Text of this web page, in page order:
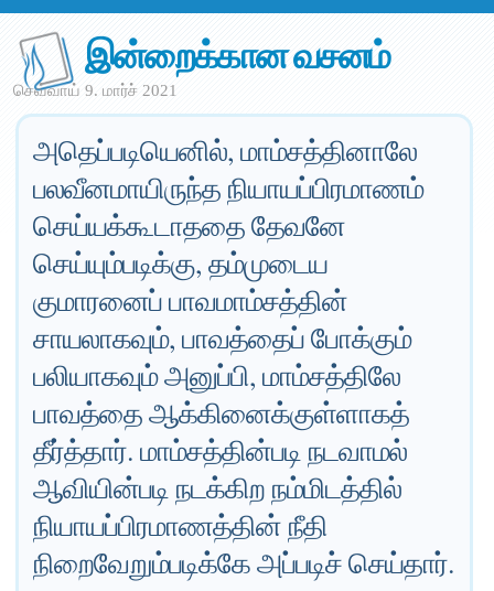
இன்றைக்கான வசனம்
செவ்வாய் 9. மார்ச் 2021
அதெப்படியெனில், மாம்சத்தினாலே
பலவீனமாயிருந்த நியாயப்பிரமாணம்
செய்யக்கூடாததை தேவனே
செய்யும்படிக்கு, தம்முடைய
குமாரனைப் பாவமாம்சத்தின்
சாயலாகவும், பாவத்தைப் போக்கும்
பலியாகவும் அனுப்பி, மாம்சத்திலே
பாவத்தை ஆக்கினைக்குள்ளாகத்
தீர்த்தார். மாம்சத்தின்படி நடவாமல்
ஆவியின்படி நடக்கிற நம்மிடத்தில்
நியாயப்பிரமாணத்தின் நீதி
நிறைவேறும்படிக்கே அப்படிச் செய்தார்.